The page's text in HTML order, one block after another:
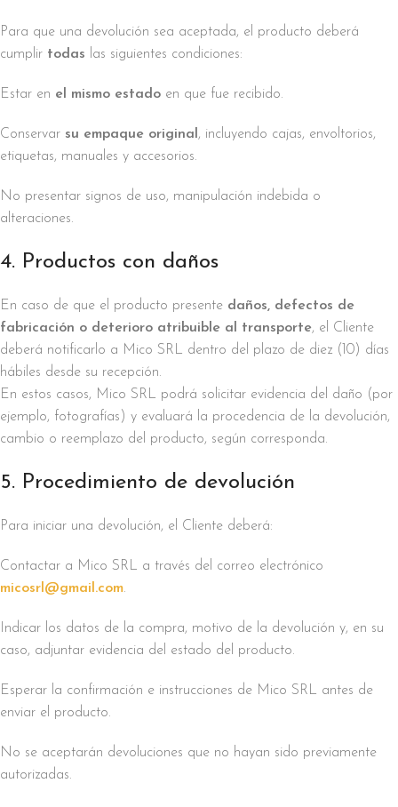
Para que una devolución sea aceptada, el producto deberá
cumplir todas las siguientes condiciones:
Estar en el mismo estado en que fue recibido.
Conservar su empaque original , incluyendo cajas, envoltorios,
etiquetas, manuales y accesorios.
No presentar signos de uso, manipulación indebida o
alteraciones.
4. Productos con daños
En caso de que el producto presente daños, defectos de
fabricación o deterioro atribuible al transporte, el Cliente
deberá notificarlo a Mico SRL dentro del plazo de diez (10) días
hábiles desde su recepción.
En estos casos, Mico SRL podrá solicitar evidencia del daño (por
ejemplo, fotografías) y evaluará la procedencia de la devolución,
cambio o reemplazo del producto, según corresponda.
5. Procedimiento de devolución
Para iniciar una devolución, el Cliente deberá:
Contactar a Mico SRL a través del correo electrónico
micosrl@gmail.com.
Indicar los datos de la compra, motivo de la devolución y, en su
caso, adjuntar evidencia del estado del producto.
Esperar la confirmación e instrucciones de Mico SRL antes de
enviar el producto.
No se aceptarán devoluciones que no hayan sido previamente
autorizadas.